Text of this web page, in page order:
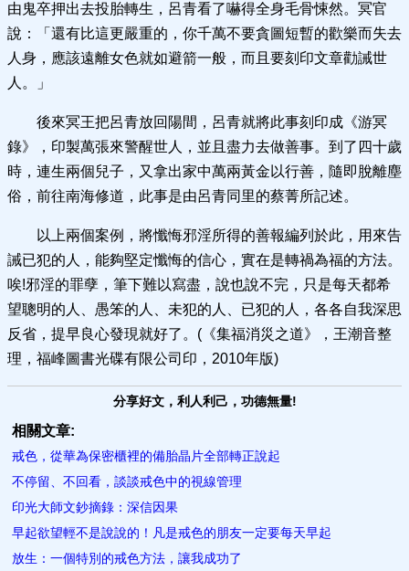
由鬼卒押出去投胎轉生，呂青看了嚇得全身毛骨悚然。冥官
說：「還有比這更嚴重的，你千萬不要貪圖短暫的歡樂而失去
人身，應該遠離女色就如避箭一般，而且要刻印文章勸誡世
人。」
後來冥王把呂青放回陽間，呂青就將此事刻印成《游冥
錄》，印製萬張來警醒世人，並且盡力去做善事。到了四十歲
時，連生兩個兒子，又拿出家中萬兩黃金以行善，隨即脫離塵
俗，前往南海修道，此事是由呂青同里的蔡菁所記述。
以上兩個案例，將懺悔邪淫所得的善報編列於此，用來告
誡已犯的人，能夠堅定懺悔的信心，實在是轉禍為福的方法。
唉!邪淫的罪孽，筆下難以寫盡，說也說不完，只是每天都希
望聰明的人、愚笨的人、未犯的人、已犯的人，各各自我深思
反省，提早良心發現就好了。(《集福消災之道》，王潮音整
理，福峰圖書光碟有限公司印，2010年版)
分享好文，利人利己，功德無量!
相關文章:
戒色，從華為保密櫃裡的備胎晶片全部轉正說起
不停留、不回看，談談戒色中的視線管理
印光大師文鈔摘錄：深信因果
早起欲望輕不是說說的！凡是戒色的朋友一定要每天早起
放生：一個特別的戒色方法，讓我成功了